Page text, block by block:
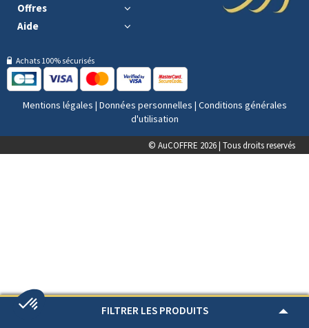
FILTRER LES PRODUITS
Offres
Aide
Achats 100% sécurisés
Mentions légales | Données personnelles | Conditions générales
d'utilisation
© AuCOFFRE 2026 | Tous droits reservés